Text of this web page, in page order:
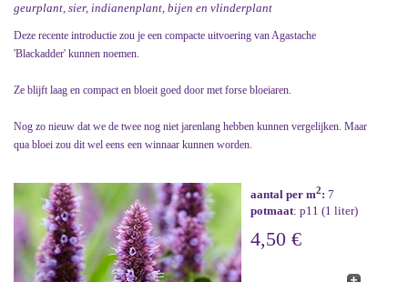
geurplant, sier, indianenplant, bijen en vlinderplant
Deze recente introductie zou je een compacte uitvoering van Agastache
'Blackadder' kunnen noemen.
Ze blijft laag en compact en bloeit goed door met forse bloeiaren.
Nog zo nieuw dat we de twee nog niet jarenlang hebben kunnen vergelijken. Maar
qua bloei zou dit wel eens een winnaar kunnen worden.
aantal per m2: 7
potmaat: p11 (1 liter)
4,50 €